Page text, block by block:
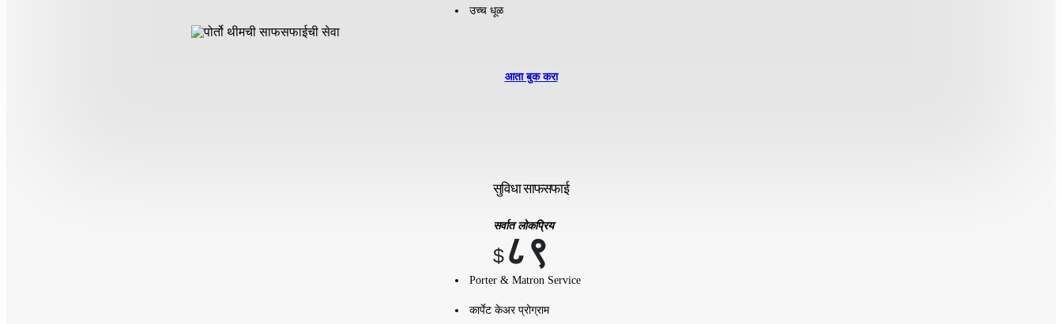
आता बुक करा
उच्च धूळ
सुविधा साफसफाई
सर्वात लोकप्रिय
$ ८९
Porter & Matron Service
कार्पेट केअर प्रोग्राम